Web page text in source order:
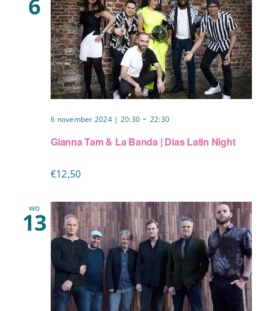
6
Gianna Tam & La Banda | Dias Latin Night
6 november 2024 | 20:30 - 22:30
€12,50
wo
13